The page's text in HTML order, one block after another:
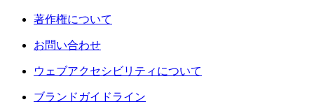
著作権について
お問い合わせ
ウェブアクセシビリティについて
ブランドガイドライン